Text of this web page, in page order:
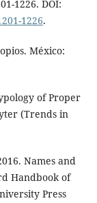
1226. DOI:
1226.
México:
of Proper
(Trends in
Names and
Handbook of
Press